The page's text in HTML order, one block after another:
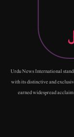
"Urdu News International
with its distinctive and
earned widespread